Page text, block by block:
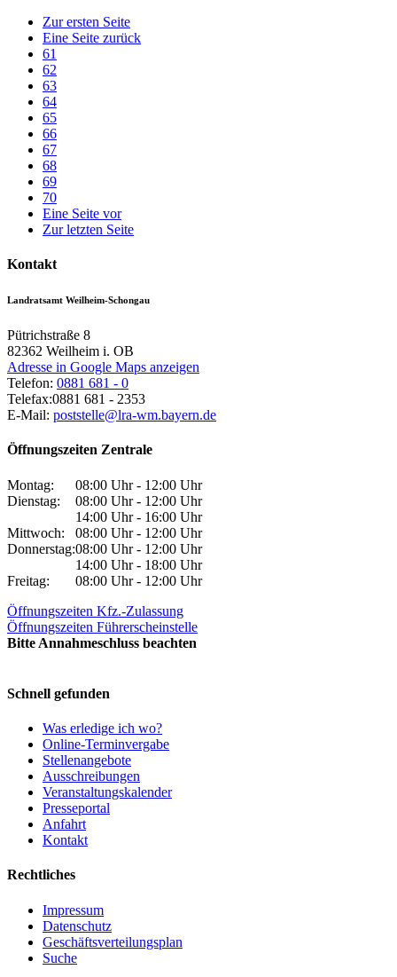
Zur ersten Seite
Eine Seite zurück
61
62
63
64
65
66
67
68
69
70
Eine Seite vor
Zur letzten Seite
Kontakt
Landratsamt Weilheim-Schongau
Pütrichstraße 8
82362 Weilheim i. OB
Adresse in Google Maps anzeigen
Telefon: 0881 681 - 0
Telefax:0881 681 - 2353
E-Mail: poststelle@lra-wm.bayern.de
Öffnungszeiten Zentrale
Montag:
08:00 Uhr - 12:00 Uhr
Dienstag:
08:00 Uhr - 12:00 Uhr
14:00 Uhr - 16:00 Uhr
Mittwoch:
08:00 Uhr - 12:00 Uhr
Donnerstag:08:00 Uhr - 12:00 Uhr
14:00 Uhr - 18:00 Uhr
Freitag:
08:00 Uhr - 12:00 Uhr
Öffnungszeiten Kfz.-Zulassung
Öffnungszeiten Führerscheinstelle
Bitte Annahmeschluss beachten
Schnell gefunden
Was erledige ich wo?
Online-Terminvergabe
Stellenangebote
Ausschreibungen
Veranstaltungskalender
Presseportal
Anfahrt
Kontakt
Rechtliches
Impressum
Datenschutz
Geschäftsverteilungsplan
Suche